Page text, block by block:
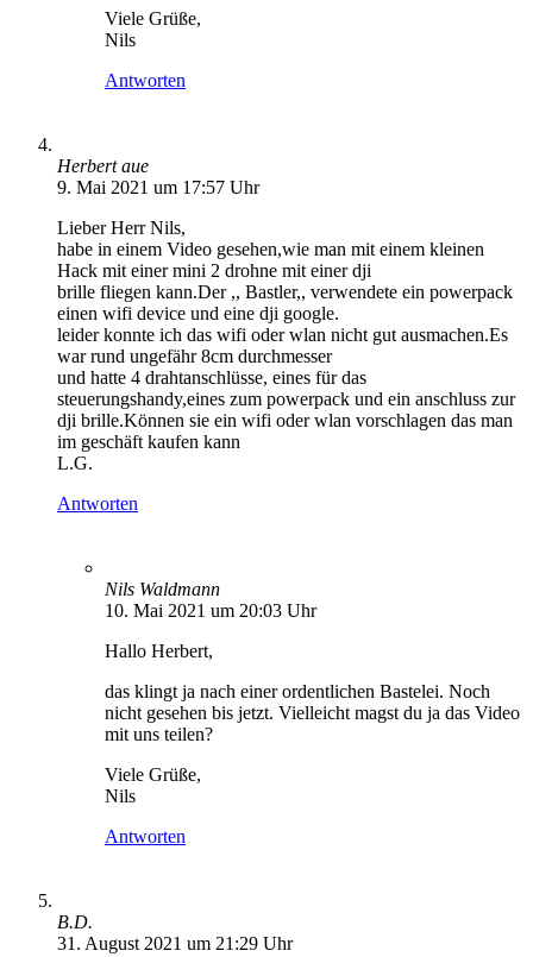
Viele Grüße,
Nils
Antworten
Herbert aue
9. Mai 2021 um 17:57 Uhr
Lieber Herr Nils,
habe in einem Video gesehen,wie man mit einem kleinen
Hack mit einer mini 2 drohne mit einer dji
brille fliegen kann.Der ,, Bastler,, verwendete ein powerpack
einen wifi device und eine dji google.
leider konnte ich das wifi oder wlan nicht gut ausmachen.Es
war rund ungefähr 8cm durchmesser
und hatte 4 drahtanschlüsse, eines für das
steuerungshandy,eines zum powerpack und ein anschluss zur
dji brille.Können sie ein wifi oder wlan vorschlagen das man
im geschäft kaufen kann
L.G.
Antworten
Nils Waldmann
10. Mai 2021 um 20:03 Uhr
Hallo Herbert,
das klingt ja nach einer ordentlichen Bastelei. Noch
nicht gesehen bis jetzt. Vielleicht magst du ja das Video
mit uns teilen?
Viele Grüße,
Nils
Antworten
B.D.
31. August 2021 um 21:29 Uhr